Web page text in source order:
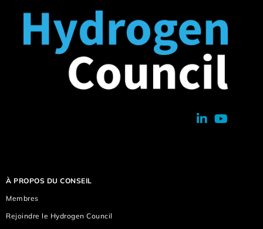
À PROPOS DU CONSEIL
Membres
Rejoindre le Hydrogen Council